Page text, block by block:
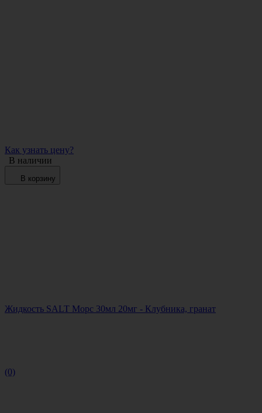
Как узнать цену?
В наличии
В корзину
Жидкость SALT Морс 30мл 20мг - Клубника, гранат
(0)